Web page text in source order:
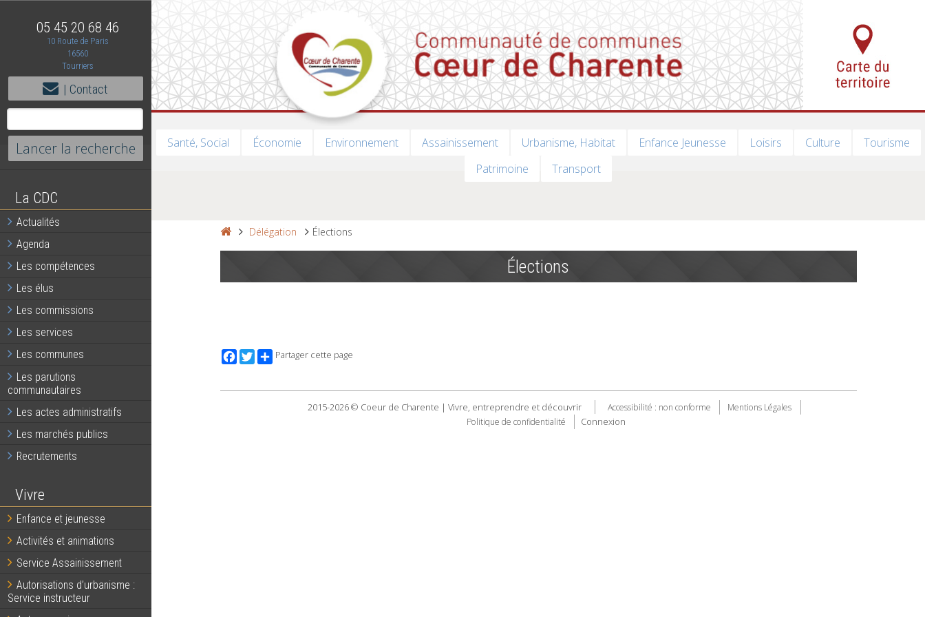
05 45 20 68 46
10 Route de Paris
16560
Tourriers
| Contact
La CDC
Actualités
Agenda
Les compétences
Les élus
Les commissions
Les services
Les communes
Les parutions
communautaires
Les actes administratifs
Les marchés publics
Recrutements
Vivre
Enfance et jeunesse
Activités et animations
Service Assainissement
Autorisations d’urbanisme :
Service instructeur
Santé, Social Économie Environnement Assainissement Urbanisme, Habitat Enfance Jeunesse Loisirs Culture
Tourisme
Patrimoine
Transport
Délégation Élections
Élections
Facebook
TwitterPartager cette page
2015-2026 © Coeur de Charente | Vivre, entreprendre et découvrir Accessibilité : non conforme
Mentions Légales
Politique de confidentialité
Connexion